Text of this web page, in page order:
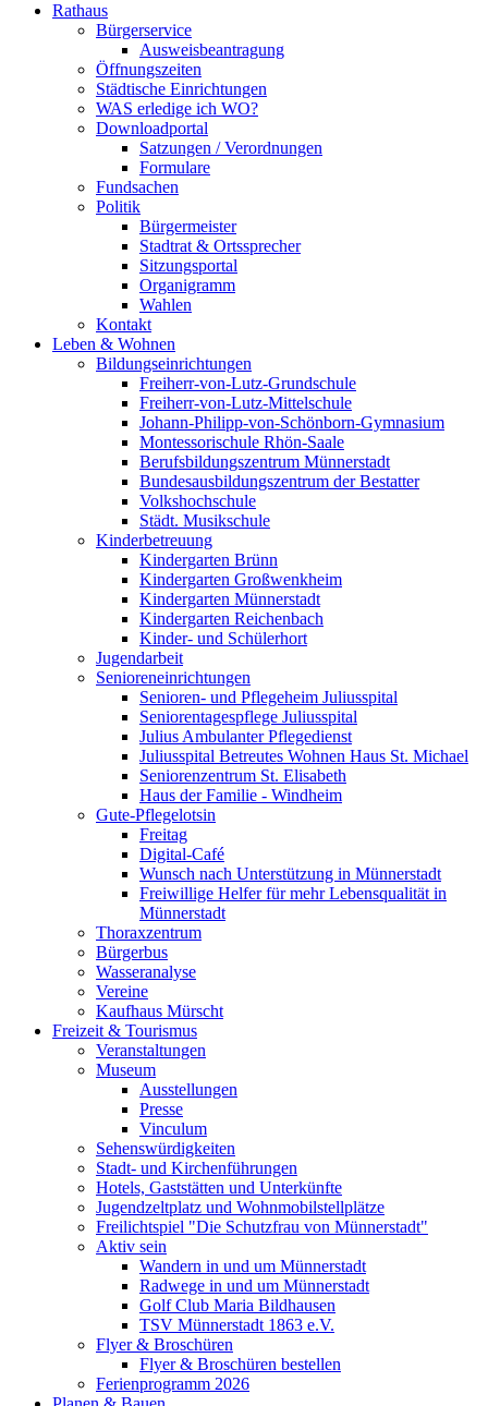
Rathaus
Bürgerservice
Ausweisbeantragung
Öffnungszeiten
Städtische Einrichtungen
WAS erledige ich WO?
Downloadportal
Satzungen / Verordnungen
Formulare
Fundsachen
Politik
Bürgermeister
Stadtrat & Ortssprecher
Sitzungsportal
Organigramm
Wahlen
Kontakt
Leben & Wohnen
Bildungseinrichtungen
Freiherr-von-Lutz-Grundschule
Freiherr-von-Lutz-Mittelschule
Johann-Philipp-von-Schönborn-Gymnasium
Montessorischule Rhön-Saale
Berufsbildungszentrum Münnerstadt
Bundesausbildungszentrum der Bestatter
Volkshochschule
Städt. Musikschule
Kinderbetreuung
Kindergarten Brünn
Kindergarten Großwenkheim
Kindergarten Münnerstadt
Kindergarten Reichenbach
Kinder- und Schülerhort
Jugendarbeit
Senioreneinrichtungen
Senioren- und Pflegeheim Juliusspital
Seniorentagespflege Juliusspital
Julius Ambulanter Pflegedienst
Juliusspital Betreutes Wohnen Haus St. Michael
Seniorenzentrum St. Elisabeth
Haus der Familie - Windheim
Gute-Pflegelotsin
Freitag
Digital-Café
Wunsch nach Unterstützung in Münnerstadt
Freiwillige Helfer für mehr Lebensqualität in
Münnerstadt
Thoraxzentrum
Bürgerbus
Wasseranalyse
Vereine
Kaufhaus Mürscht
Freizeit & Tourismus
Veranstaltungen
Museum
Ausstellungen
Presse
Vinculum
Sehenswürdigkeiten
Stadt- und Kirchenführungen
Hotels, Gaststätten und Unterkünfte
Jugendzeltplatz und Wohnmobilstellplätze
Freilichtspiel "Die Schutzfrau von Münnerstadt"
Aktiv sein
Wandern in und um Münnerstadt
Radwege in und um Münnerstadt
Golf Club Maria Bildhausen
TSV Münnerstadt 1863 e.V.
Flyer & Broschüren
Flyer & Broschüren bestellen
Ferienprogramm 2026